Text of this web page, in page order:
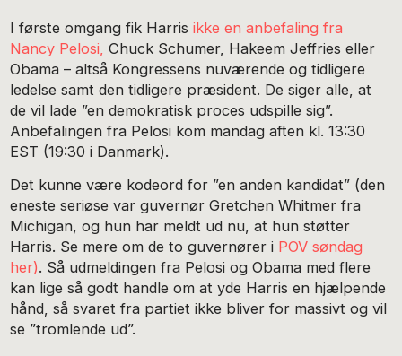
I første omgang fik Harrisikke en anbefaling fra
Nancy Pelosi, Chuck Schumer, Hakeem Jeffries eller
Obama – altså Kongressens nuværende og tidligere
ledelse samt den tidligere præsident. De siger alle, at
de vil lade ”en demokratisk proces udspille sig”.
Anbefalingen fra Pelosi kom mandag aften kl. 13:30
EST (19:30 i Danmark).
Det kunne være kodeord for ”en anden kandidat” (den
eneste seriøse var guvernør Gretchen Whitmer fra
Michigan, og hun har meldt ud nu, at hun støtter
Harris. Se mere om de to guvernører i POV søndag
her). Så udmeldingen fra Pelosi og Obama med flere
kan lige så godt handle om at yde Harris en hjælpende
hånd, så svaret fra partiet ikke bliver for massivt og vil
se ”tromlende ud”.